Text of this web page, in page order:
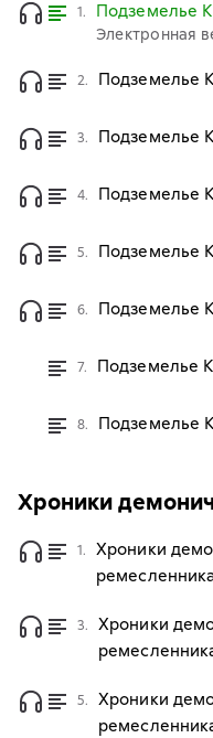
1. Подземелье
Электронная
2. Подземелье
3. Подземелье
4. Подземелье
5. Подземелье
6. Подземелье
7. Подземелье
8. Подземелье
Хроники
1.
Хроники
3.
Хроники
5.
Хроники